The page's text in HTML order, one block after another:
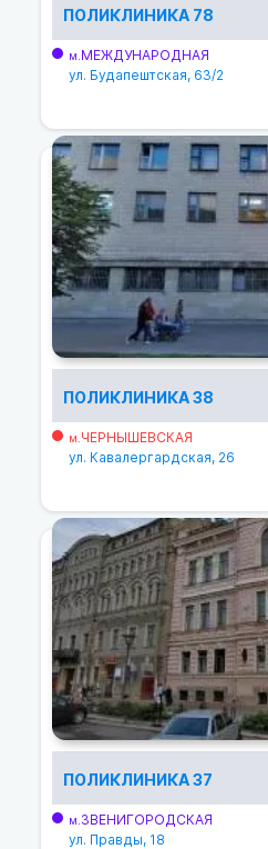
ПОЛИКЛИНИКА 78
м.МЕЖДУНАРОДНАЯ
ул. Будапештская, 63/2
ПОЛИКЛИНИКА 38
м.ЧЕРНЫШЕВСКАЯ
ул. Кавалергардская, 26
ПОЛИКЛИНИКА 37
м.ЗВЕНИГОРОДСКАЯ
ул. Правды, 18